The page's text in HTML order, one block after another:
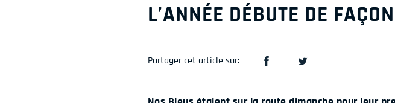
L’ANNÉE DÉBUTE DE
Partager cet article sur: